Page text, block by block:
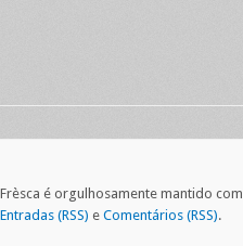
Frèsca é orgulhosamente mantido com
Entradas (RSS) e Comentários (RSS).